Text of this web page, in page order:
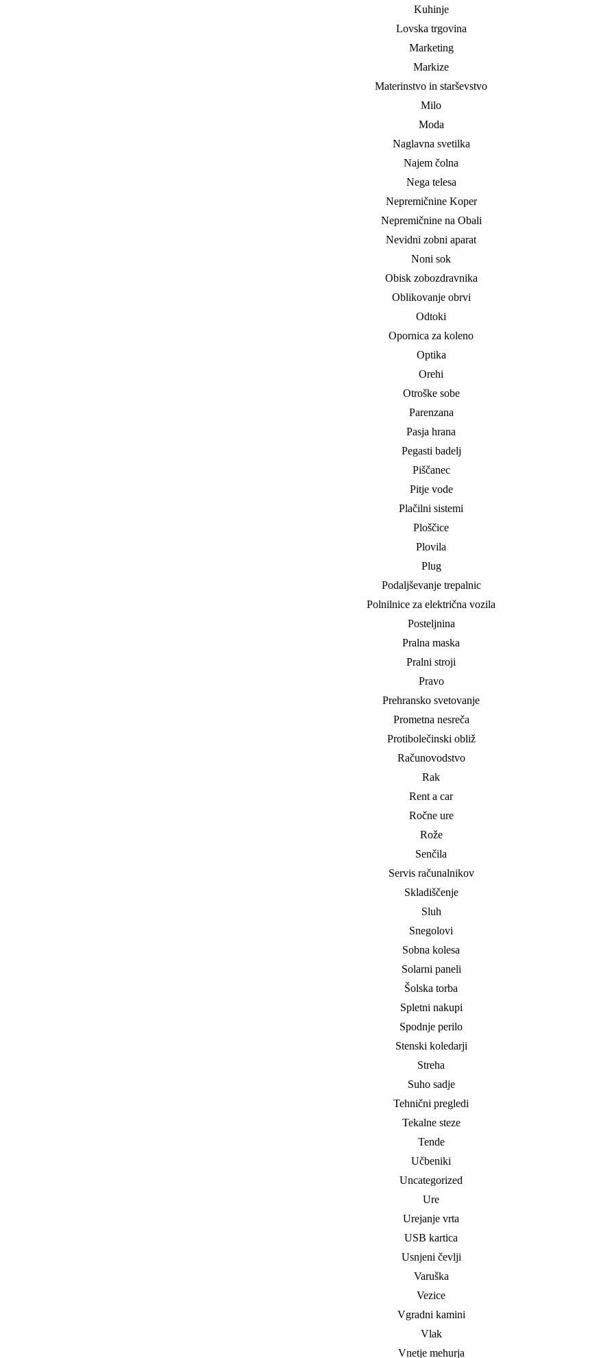
Kuhinje
Lovska trgovina
Marketing
Markize
Materinstvo in starševstvo
Milo
Moda
Naglavna svetilka
Najem čolna
Nega telesa
Nepremičnine Koper
Nepremičnine na Obali
Nevidni zobni aparat
Noni sok
Obisk zobozdravnika
Oblikovanje obrvi
Odtoki
Opornica za koleno
Optika
Orehi
Otroške sobe
Parenzana
Pasja hrana
Pegasti badelj
Piščanec
Pitje vode
Plačilni sistemi
Ploščice
Plovila
Plug
Podaljševanje trepalnic
Polnilnice za električna vozila
Posteljnina
Pralna maska
Pralni stroji
Pravo
Prehransko svetovanje
Prometna nesreča
Protibolečinski obliž
Računovodstvo
Rak
Rent a car
Ročne ure
Rože
Senčila
Servis računalnikov
Skladiščenje
Sluh
Snegolovi
Sobna kolesa
Solarni paneli
Šolska torba
Spletni nakupi
Spodnje perilo
Stenski koledarji
Streha
Suho sadje
Tehnični pregledi
Tekalne steze
Tende
Učbeniki
Uncategorized
Ure
Urejanje vrta
USB kartica
Usnjeni čevlji
Varuška
Vezice
Vgradni kamini
Vlak
Vnetje mehurja